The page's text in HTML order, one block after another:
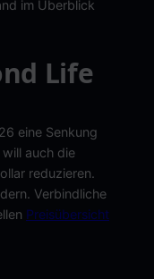
im Überblick
Life
eine Senkung
auch die
reduzieren.
Verbindliche
Preisübersicht